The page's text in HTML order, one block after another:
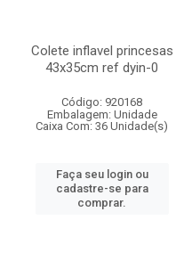
Colete inflavel princesas
43x35cm ref dyin-0
Código: 920168
Embalagem: Unidade
Caixa Com: 36 Unidade(s)
Faça seu login ou
cadastre-se para
comprar.